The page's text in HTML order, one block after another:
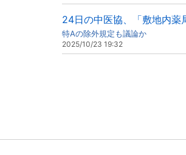
24日の中医協、「敷地内薬
特Aの除外規定も議論か
2025/10/23 19:32